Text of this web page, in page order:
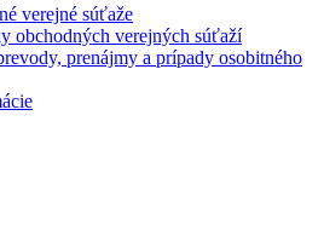
verejné súťaže
obchodných verejných súťaží
prenájmy a prípady osobitného